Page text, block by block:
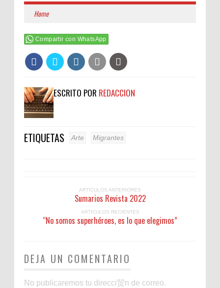
Home
Compartir con WhatsApp
ESCRITO POR REDACCION
ETIQUETAS Arte Migrantes
ARTICULOS ANTERIORES
Sumarios Revista 2022
ARTICULOS RECIENTES
“No somos superhéroes, es lo que elegimos”
DEJA UN COMENTARIO
No publicaremos tu direcci贸n de correo.